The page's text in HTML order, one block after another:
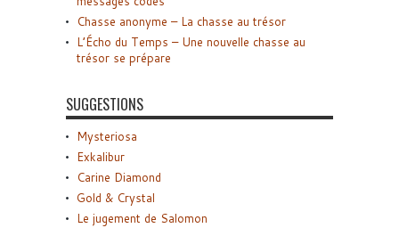
Chasse anonyme – La chasse au trésor
L’Écho du Temps – Une nouvelle chasse au
trésor se prépare
SUGGESTIONS
Mysteriosa
Exkalibur
Carine Diamond
Gold & Crystal
Le jugement de Salomon